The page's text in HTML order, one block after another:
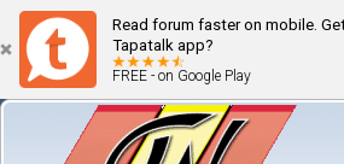
Read forum faster on mobile.
Tapatalk app?
FREE - on Google Play